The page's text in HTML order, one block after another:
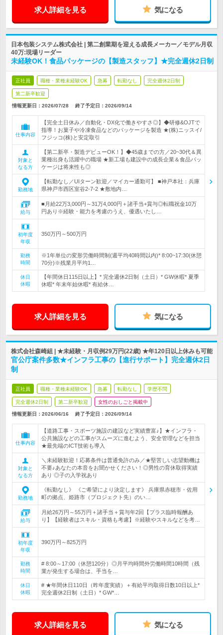
求人詳細を見る 気になる
日本包装システム株式会社 | 第二創業期を迎える成長メーカー／モデル月収
40万:現場リーダー
未経験OK！食品パッケージの【製造スタッフ】★完全週休2日制
正社員 職種・業種未経験OK 急募 転勤なし 完全週休2日制
第二新卒歓迎
情報更新日：2026/07/28 終了予定日： 2026/09/14
仕事内容
【完全土日休み／自動化・DX化で働きやすさ◎】◆研修&OJTで
指導！お菓子や冷凍食品などのパッケージを製造 ★(株)ニッスイ/
フジッコ(株)と安定取引
対象と
なる方
【第二新卒・製造デビューOK！】◆45歳までの方／20~30代＆異
業種出身も活躍中の職場 ★新工場も建設中の成長企業＆食品パッ
ケージは将来性も◎
勤務地
【転勤なし／UIターン歓迎／マイカー通勤可】 ■神戸本社：兵庫
県神戸市西区室谷2-7-2 ★敷地内…
給与
■月給22万3,000円～31万4,000円＋諸手当+賞与◎転職祝金10万
円あり※経験・能力を考慮のうえ、優遇いたし…
初年度
年収
350万円～500万円
勤務
時間
※1年単位の変形労働時間制(週平均40時間以内)* 8:00~17:30(休憩
70分)※残業月平均1…
休日
休暇
【年間休日115日以上】* 完全週休2日制（土日）* GW休暇* 夏季
休暇* 年末年始休暇* 有給休…
求人詳細を見る 気になる
株式会社森崎組 | ★未経験・月収例29万円(22歳) ★年120日以上休みも可能
官公庁案件多数★インフラ工事の【進行サポート】完全週休2日
制
正社員 職種・業種未経験OK 急募 転勤なし 学歴不問
完全週休2日制 第二新卒歓迎 女性のおしごと掲載中
情報更新日：2026/06/16 終了予定日： 2026/09/14
仕事内容
【道路工事・スポーツ施設の建設など実績豊富♪】★インフラ・
公共施設などの工事がスムーズに進むよう、安全管理などを担当
★最先端のICT技術も導入
対象と
なる方
＼未経験歓迎！応募条件は普通免許のみ／★堅苦しい志望動機は
不要♪あなたの本音をお聞かせください！◎男性の育休取得実績
あり ◎子の入学祝あり
勤務地
《転勤なし》 《ご希望により決定します》 兵庫県赤穂市・佐用
町の拠点、姫路市（プロジェクト先）のい…
給与
月給26万円～55万円＋諸手当＋賞与年2回【プラス臨時報酬あ
り】【経験者はスキル・資格も考慮】※経験やスキルなどを考…
初年度
年収
390万円～825万円
勤務
時間
# 8:00～17:00（休憩120分）◎月平均時間外労働時間10時間（残
業が発生する場合は、手当を…
休日
休暇
# ★年間休日110日（昨年度実績）＋有給平均取得日数10日以上*
完全週休2日制（土日）* GW*…
求人詳細を見る 気になる